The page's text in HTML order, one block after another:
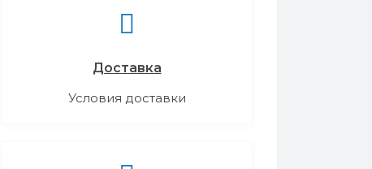
Доставка
Условия доставки